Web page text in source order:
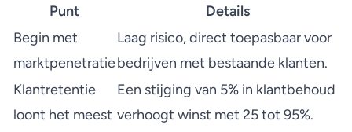
Punt
Details
Begin met
marktpenetratie
Laag risico, direct toepasbaar voor
bedrijven met bestaande klanten.
Klantretentie
loont het meest
Een stijging van 5% in klantbehoud
verhoogt winst met 25 tot 95%.